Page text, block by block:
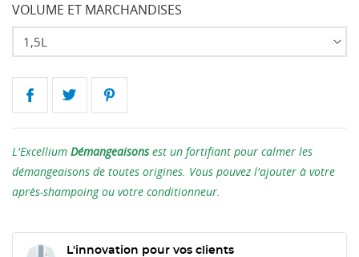
VOLUME ET MARCHANDISES
L'Excellium Démangeaisonsest un fortifiant pour calmer les
démangeaisons de toutes origines. Vous pouvez l'ajouter à votre
après-shampoing ou votre conditionneur.
L'innovation pour vos clients